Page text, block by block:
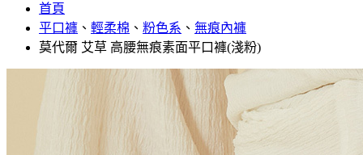
首頁
平口褲 、 輕柔棉 、 粉色系 、 無痕內褲
莫代爾 艾草 高腰無痕素面平口褲(淺粉)